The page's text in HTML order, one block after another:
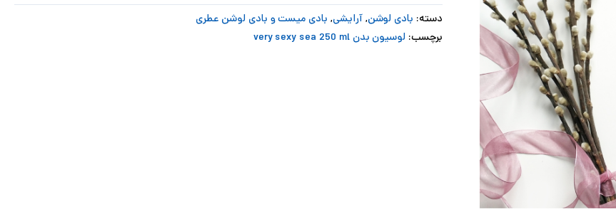
دسته: بادی لوشن,آرایشی, بادی میست و بادی لوشن عطری
برچسب: لوسیون بدن very sexy sea 250 ml